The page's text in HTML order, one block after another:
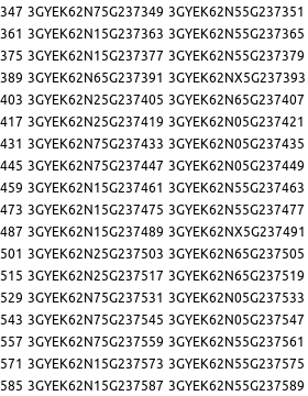
3GYEK62N75G237349 3GYEK62N55G237351
3GYEK62N15G237363 3GYEK62N55G237365
3GYEK62N15G237377 3GYEK62N55G237379
3GYEK62N65G237391 3GYEK62NX5G237393
3GYEK62N25G237405 3GYEK62N65G237407
3GYEK62N25G237419 3GYEK62N05G237421
3GYEK62N75G237433 3GYEK62N05G237435
3GYEK62N75G237447 3GYEK62N05G237449
3GYEK62N15G237461 3GYEK62N55G237463
3GYEK62N15G237475 3GYEK62N55G237477
3GYEK62N15G237489 3GYEK62NX5G237491
3GYEK62N25G237503 3GYEK62N65G237505
3GYEK62N25G237517 3GYEK62N65G237519
3GYEK62N75G237531 3GYEK62N05G237533
3GYEK62N75G237545 3GYEK62N05G237547
3GYEK62N75G237559 3GYEK62N55G237561
3GYEK62N15G237573 3GYEK62N55G237575
3GYEK62N15G237587 3GYEK62N55G237589